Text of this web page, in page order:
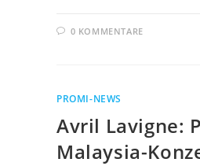
0 KOMMENTARE
PROMI-NEWS
Avril Lavigne:
Malaysia-